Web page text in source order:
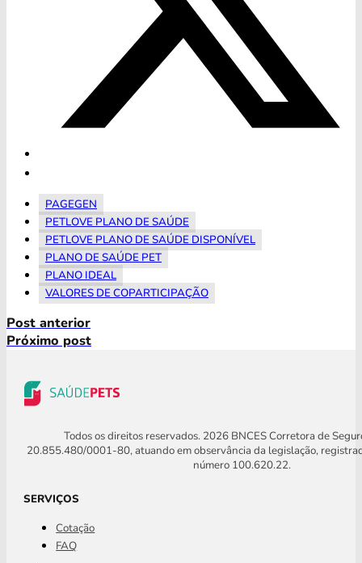
PAGEGEN
PETLOVE PLANO DE SAÚDE
PETLOVE PLANO DE SAÚDE DISPONÍVEL
PLANO DE SAÚDE PET
PLANO IDEAL
VALORES DE COPARTICIPAÇÃO
Post anterior
Próximo post
Todos os direitos reservados. 2026 BNCES Corretora de
20.855.480/0001-80, atuando em observância da legislação,
número 100.620.22.
SERVIÇOS
Cotação
FAQ